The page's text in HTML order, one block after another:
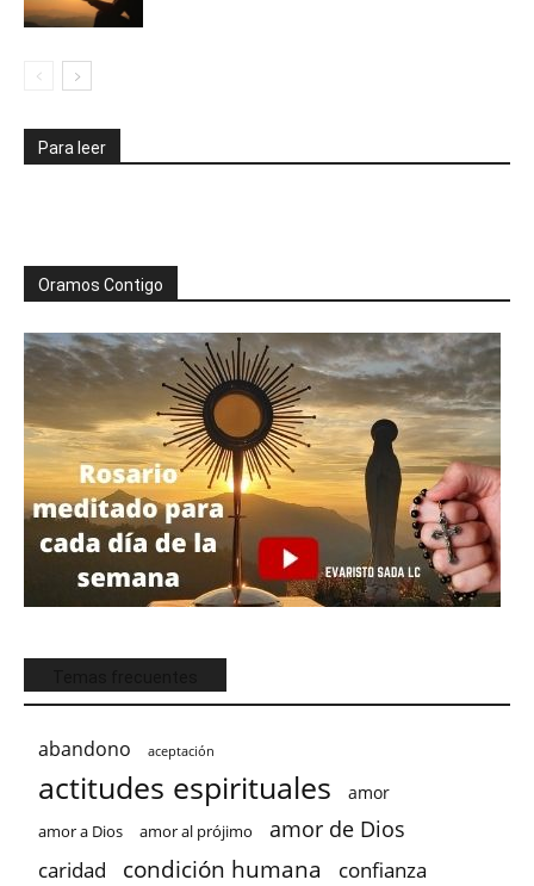
Para leer
Oramos Contigo
abandono aceptación
actitudes espirituales amor
amor a Dios amor al prójimo amor de Dios
caridad condición humana confianza